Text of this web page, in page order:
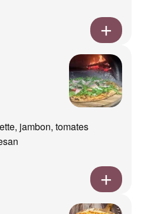
jambon, tomates